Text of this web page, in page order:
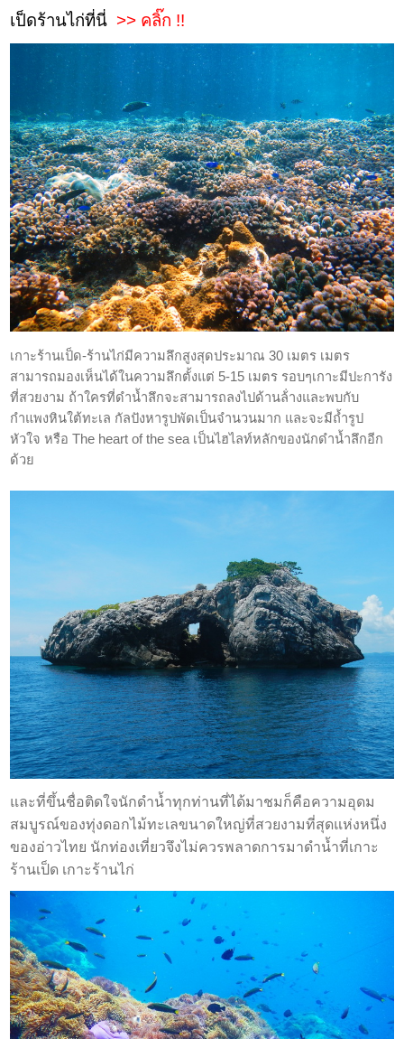
เป็ดร้านไก่ที่นี่ >> คลิ๊ก !!
เกาะร้านเป็ด-ร้านไก่มีความลึกสูงสุดประมาณ 30 เมตร เมตร
สามารถมองเห็นได้ในความลึกตั้งแต่ 5-15 เมตร รอบๆเกาะมีปะการัง
ที่สวยงาม ถ้าใครที่ดำน้ำลึกจะสามารถลงไปด้านล้่างและพบกับ
กำแพงหินใต้ทะเล กัลปังหารูปพัดเป็นจำนวนมาก และจะมีถ้ำรูป
หัวใจ หรือ The heart of the sea เป็นไฮไลท์หลักของนักดำน้ำลึกอีก
ด้วย
และที่ขึ้นชื่อติดใจนักดำน้ำทุกท่านที่ได้มาชมก็คือความอุดม
สมบูรณ์ของทุ่งดอกไม้ทะเลขนาดใหญ่ที่สวยงามที่สุดแห่งหนึ่ง
ของอ่าวไทย นักท่องเที่ยวจึงไม่ควรพลาดการมาดำน้ำที่เกาะ
ร้านเป็ด เกาะร้านไก่